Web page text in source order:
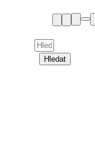
Hledat